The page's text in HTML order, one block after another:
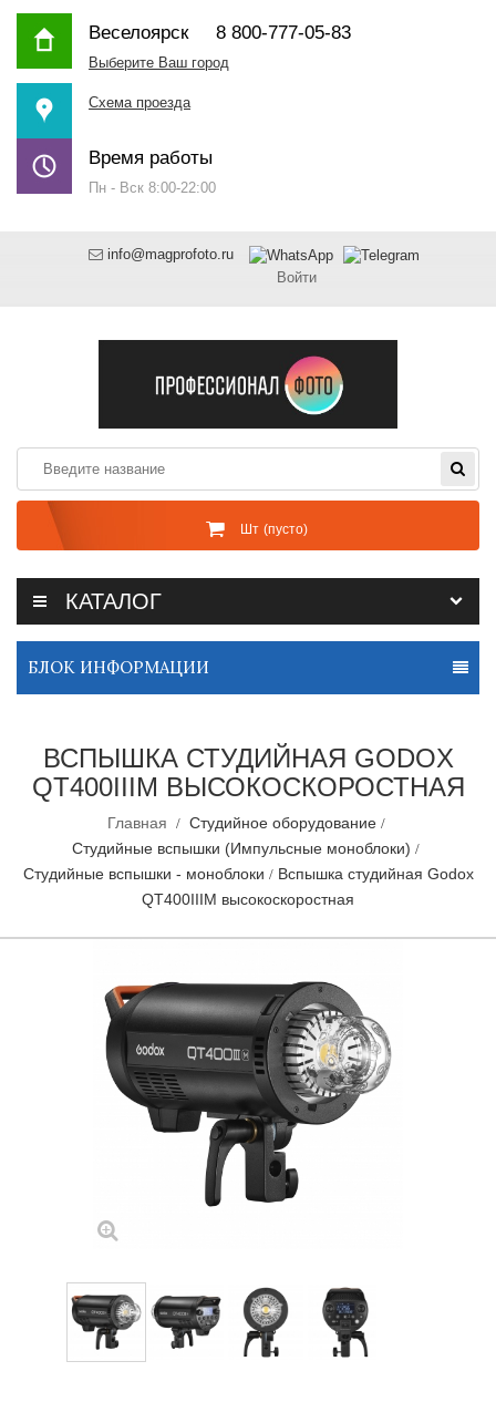
Веселоярск8 800-777-05-83
Выберите Ваш город
Схема проезда
Время работы
Пн - Вск 8:00-22:00
info@magprofoto.ru
Войти
Шт (пусто)
КАТАЛОГ
БЛОК ИНФОРМАЦИИ
ВСПЫШКА СТУДИЙНАЯ GODOX
QT400IIIM ВЫСОКОСКОРОСТНАЯ
Главная
Студийное оборудование
Студийные вспышки (Импульсные моноблоки)
Студийные вспышки - моноблоки
Вспышка студийная Godox
QT400IIIM высокоскоростная